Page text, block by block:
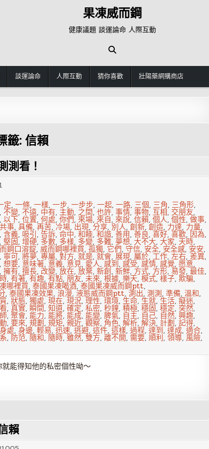
果凍威而鋼
健康議題 談運論命 人際互動
談運論命 人際互動 猜你喜歡 壯陽藥網購商店
籤: 信賴
測看！
定, 一條, 一樣, 一步, 一步步, 一起, 一路, 三個, 三角, 三角形,
, 不變, 不遠, 中有, 主動, 之間, 也許, 事情, 事物, 互相, 交朋友,
, 以下, 位置, 何處, 你們, 來場, 來自, 來說, 信賴, 個人, 個性,做事,
共事, 具備, 再苦,冷場,出現,分享,別人,創新,創造, 力達, 力量,
, 含義, 吸引, 告訴, 命中, 和睦,和諧,善用,善良,喜好, 喜歡, 因為,
, 堅固, 增硬, 多數, 多樣, 多變, 多難, 夢想, 大不大,大家,天時,
鋼口溶錠, 威而鋼哪裡買,孤獨,它們, 守信, 安全,安全感, 安安,
,寧可,將夢,專屬,對方,就是,就會, 展現, 屬於,工作,左右,差異,
, 想要, 意味著,意義,意見,愛人,感到,感受,感情, 感覺, 愿意,
, 擁有, 擅長,改變,放在,放棄, 新創, 新鮮, 方式,方形,易發,最佳,
, 有著,有趣,有點,朋友,未來,根據,樂天,模式,樣子,欺騙,
哪裡買,泰國果凍喝酒,泰國果凍威而鋼ptt,
,泰國果凍效果,浪漫,液態威而鋼ptt,測出, 測測, 準備, 溫和,
,狀態,獨處,現在,現況,理性,環境, 生命, 生就,生活,癡迷,
, 真實, 瞬間, 知道, 確定, 私密, 秒鐘, 積極, 穩固, 穩定, 突然,
, 聚會, 能力, 能將, 能成, 能變, 脾氣, 自主, 自己, 自然, 興趣,
, 要來, 規劃, 規矩, 親近, 觀察, 角色, 解析, 解決, 計劃, 記得,
身處,身邊,輕易,迅速,逃避,這件,這樣,過程,達到,達成, 適合,
,防范,隨和,隨時,雖然,雙方,離不開, 需要, 順利, 領導, 風險,
能得知他的私密個性呦～
賴